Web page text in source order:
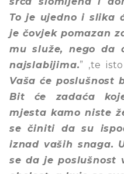
To je ujedno i slika
je čovjek pomazan
mu služe, nego da
najslabijima.” ,te
Vaša će poslušnost
Bit će zadaća
mjesta kamo niste
se činiti da su
iznad vaših snaga.
se da je poslušnost